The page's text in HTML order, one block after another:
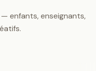
enfants, enseignants,